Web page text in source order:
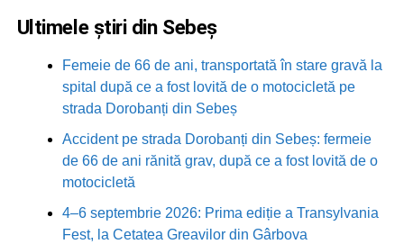
Ultimele știri din Sebeș
Femeie de 66 de ani, transportată în stare gravă la
spital după ce a fost lovită de o motocicletă pe
strada Dorobanți din Sebeș
Accident pe strada Dorobanți din Sebeș: fermeie
de 66 de ani rănită grav, după ce a fost lovită de o
motocicletă
4–6 septembrie 2026: Prima ediție a Transylvania
Fest, la Cetatea Greavilor din Gârbova